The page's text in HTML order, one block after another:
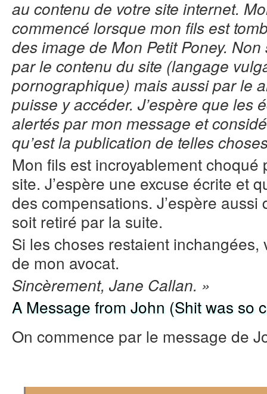
au contenu de votre site internet.
commencé lorsque mon fils est
des image de Mon Petit Poney.
par le contenu du site (langage
pornographique) mais aussi par le
puisse y accéder. J’espère que les
alertés par mon message et
qu’est la publication de telles
Mon fils est incroyablement choqué
site. J’espère une excuse écrite et
des compensations. J’espère
soit retiré par la suite.
Si les choses restaient
de mon avocat.
Sincèrement, Jane Callan. »
A Message from John (Shit was so
On commence par le message de